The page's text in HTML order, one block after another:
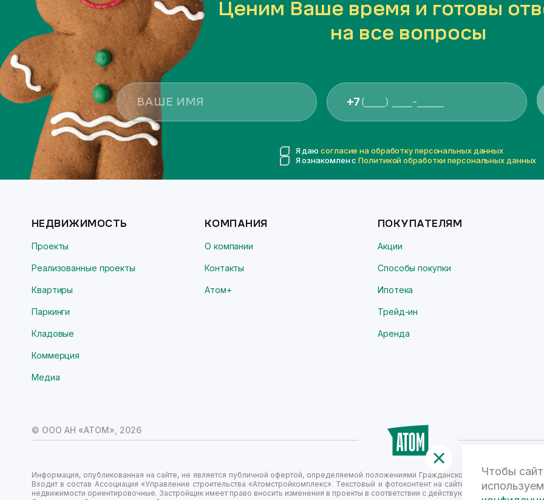
Ценим Ваше время и готовы
на все вопросы
+7
Я даю согласие на обработку персональных данных
Я ознакомлен с Политикой обработки персональных данных
НЕДВИЖИМОСТЬ
Проекты
Реализованные проекты
Квартиры
Паркинги
Кладовые
Коммерция
Медиа
КОМПАНИЯ
О компании
Контакты
Атом+
ПОКУПАТЕЛЯМ
Акции
Способы покупки
Ипотека
Трейд-ин
Аренда
© ООО АН «АТОМ», 2026
Информация, опубликованная на сайте, не является публичной офертой, определяемой положениями Гражданского кодекса
Входит в состав Ассоциация «Управление строительства «Атомстройкомплекс». Текстовый и фотоконтент на сайте не является
недвижимости ориентировочные. Застройщик имеет право вносить изменения в проекты в соответствии с действующим
Чтобы
используем